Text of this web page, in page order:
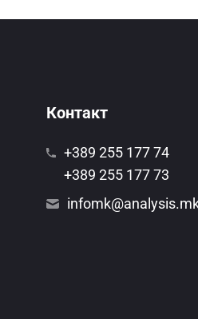
Контакт
+389 255 177 74
+389 255 177 73